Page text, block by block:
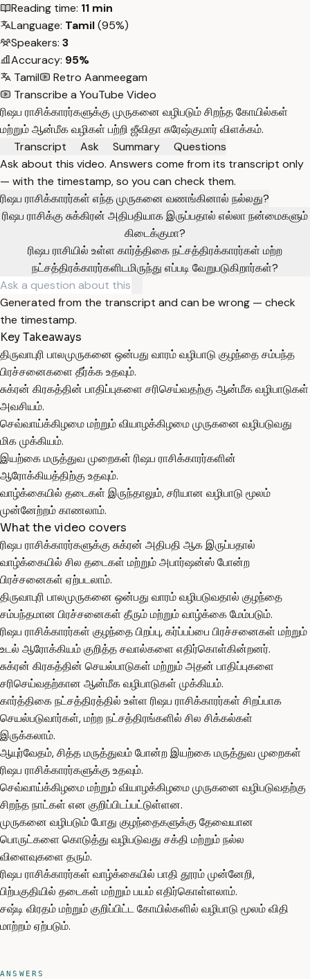
Reading time: 11 min
Language: Tamil(95%)
Speakers: 3
Accuracy: 95%
Tamil
Retro Aanmeegam
Transcribe a YouTube Video
ரிஷப ராசிக்காரர்களுக்கு முருகனை வழிபடும் சிறந்த கோயில்கள்
மற்றும் ஆன்மீக வழிகள் பற்றி ஜீவிதா சுரேஷ்குமார் விளக்கம்.
Transcript
Ask Summary
Questions
Ask about this video. Answers come from its transcript only
— with the timestamp, so you can check them.
ரிஷப ராசிக்காரர்கள் எந்த முருகனை வணங்கினால் நல்லது?
ரிஷப ராசிக்கு சுக்கிரன் அதிபதியாக இருப்பதால் எல்லா நன்மைகளும்
கிடைக்குமா?
ரிஷப ராசியில் உள்ள கார்த்திகை நட்சத்திரக்காரர்கள் மற்ற
நட்சத்திரக்காரர்களிடமிருந்து எப்படி வேறுபடுகிறார்கள்?
Generated from the transcript and can be wrong — check
the timestamp.
Key Takeaways
திருவாபுரி பாலமுருகனை ஒன்பது வாரம் வழிபாடு குழந்தை சம்பந்த
பிரச்சனைகளை தீர்க்க உதவும்.
சுக்ரன் கிரகத்தின் பாதிப்புகளை சரிசெய்வதற்கு ஆன்மீக வழிபாடுகள்
அவசியம்.
செவ்வாய்க்கிழமை மற்றும் வியாழக்கிழமை முருகனை வழிபடுவது
மிக முக்கியம்.
இயற்கை மருத்துவ முறைகள் ரிஷப ராசிக்காரர்களின்
ஆரோக்கியத்திற்கு உதவும்.
வாழ்க்கையில் தடைகள் இருந்தாலும், சரியான வழிபாடு மூலம்
முன்னேற்றம் காணலாம்.
What the video covers
ரிஷப ராசிக்காரர்களுக்கு சுக்ரன் அதிபதி ஆக இருப்பதால்
வாழ்க்கையில் சில தடைகள் மற்றும் அபார்ஷன்ஸ் போன்ற
பிரச்சனைகள் ஏற்படலாம்.
திருவாபுரி பாலமுருகனை ஒன்பது வாரம் வழிபடுவதால் குழந்தை
சம்பந்தமான பிரச்சனைகள் தீரும் மற்றும் வாழ்க்கை மேம்படும்.
ரிஷப ராசிக்காரர்கள் குழந்தை பிறப்பு, கர்ப்பப்பை பிரச்சனைகள் மற்றும்
உடல் ஆரோக்கியம் குறித்த சவால்களை எதிர்கொள்கின்றனர்.
சுக்ரன் கிரகத்தின் செயல்பாடுகள் மற்றும் அதன் பாதிப்புகளை
சரிசெய்வதற்கான ஆன்மீக வழிபாடுகள் முக்கியம்.
கார்த்திகை நட்சத்திரத்தில் உள்ள ரிஷப ராசிக்காரர்கள் சிறப்பாக
செயல்படுவார்கள், மற்ற நட்சத்திரங்களில் சில சிக்கல்கள்
இருக்கலாம்.
ஆயுர்வேதம், சித்த மருத்துவம் போன்ற இயற்கை மருத்துவ முறைகள்
ரிஷப ராசிக்காரர்களுக்கு உதவும்.
செவ்வாய்க்கிழமை மற்றும் வியாழக்கிழமை முருகனை வழிபடுவதற்கு
சிறந்த நாட்கள் என குறிப்பிடப்பட்டுள்ளன.
முருகனை வழிபடும் போது குழந்தைகளுக்கு தேவையான
பொருட்களை கொடுத்து வழிபடுவது சக்தி மற்றும் நல்ல
விளைவுகளை தரும்.
ரிஷப ராசிக்காரர்கள் வாழ்க்கையில் பாதி தூரம் முன்னேறி,
பிற்பகுதியில் தடைகள் மற்றும் பயம் எதிர்கொள்ளலாம்.
சஷ்டி விரதம் மற்றும் குறிப்பிட்ட கோயில்களில் வழிபாடு மூலம் விதி
மாற்றம் ஏற்படும்.
ANSWERS